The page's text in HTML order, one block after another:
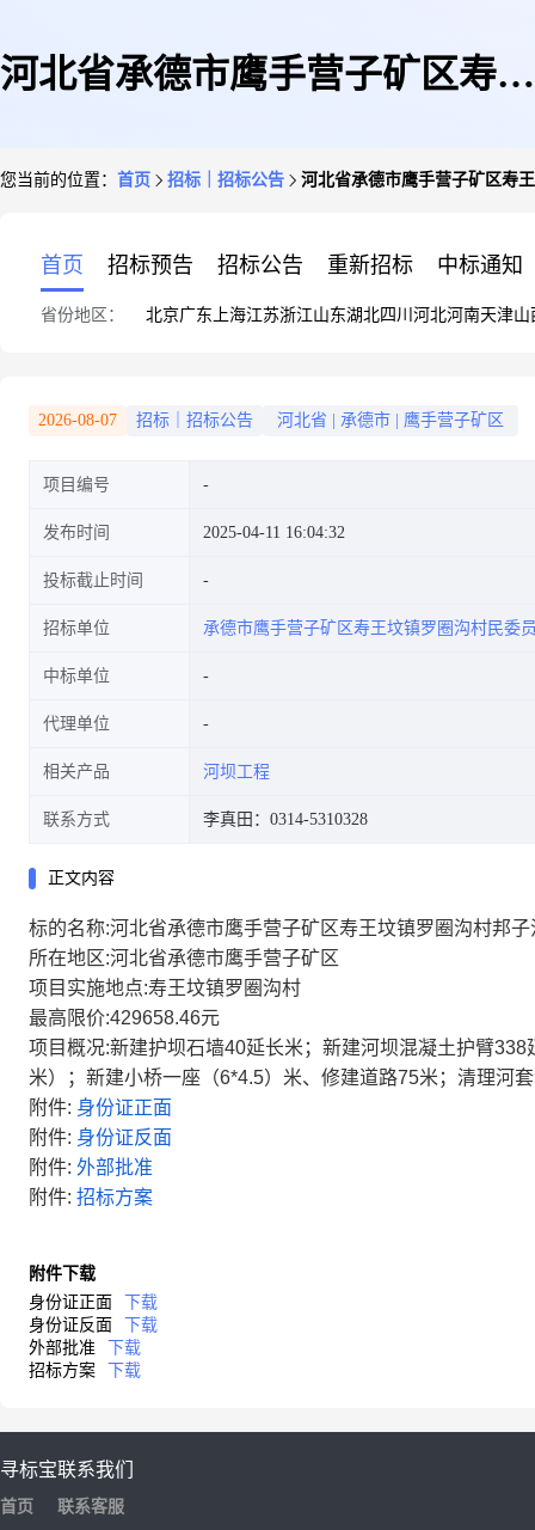
河北省承德市鹰手营子矿区寿王
您当前的位置： 首页 招标｜招标公告 河北省承德市鹰手营子矿区寿
首页 招标预告 招标公告 重新招标 中标通知
省份地区： 北京广东 上海江苏浙江山东湖北四川 河北河南天津山
2026-08-07 招标｜招标公告 河北省 承德市 鹰手营子矿区
项目编号
发布时间 2025-04-11 16:04:32
投标截止时间
招标单位 承德市鹰手营子矿区寿王坟镇罗圈沟村民委
中标单位
代理单位
相关产品 河坝工程
联系方式 李真田：0314-5310328
正文内容
标的名称:河北省承德市鹰手营子矿区寿王坟镇罗圈沟村邦
所在地区:河北省承德市鹰手营子矿区
项目实施地点:寿王坟镇罗圈沟村
最高限价:429658.46元
项目概况:新建护坝石墙40延长米；新建河坝混凝土护臂
米）；新建小桥一座（6*4.5）米、修建道路75米；清理河
附件: 身份证正面
附件: 身份证反面
附件: 外部批准
附件: 招标方案
附件下载
身份证正面
下载
身份证反面
下载
外部批准
下载
招标方案
下载
寻标宝
首页
联系我们
联系客服